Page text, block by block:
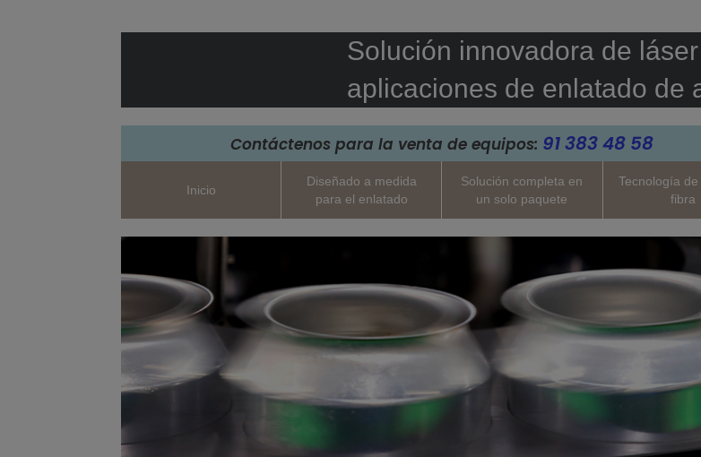
Solución innovadora de
aplicaciones de enlatado de
Contáctenos para la venta de equipos: 91 383 48 58
Inicio
Diseñado a medida
para el enlatado
Solución completa en
un solo paquete
Tecnología
fibra